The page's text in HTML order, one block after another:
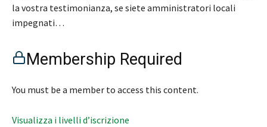
la vostra testimonianza, se siete amministratori locali
impegnati…
Membership Required
You must be a member to access this content.
Visualizza i livelli d’iscrizione